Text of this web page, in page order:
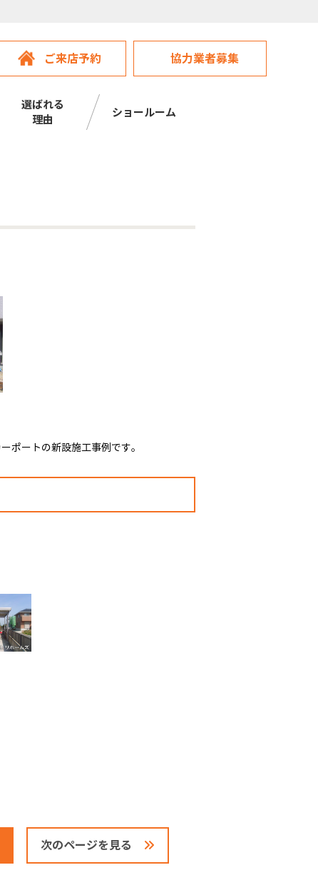
ご来店予約 協力業者募集
選ばれる
理由
ショールーム
ポートの新設施工事例です。
次のページを見る